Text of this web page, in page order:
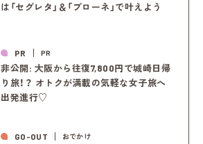
は「セグレタ」＆「ブローネ」で叶えよう
PR PR
非公開: 大阪から往復7,800円で城崎日帰
り旅！？ オトクが満載の気軽な女子旅へ
出発進行♡
GO-OUT おでかけ